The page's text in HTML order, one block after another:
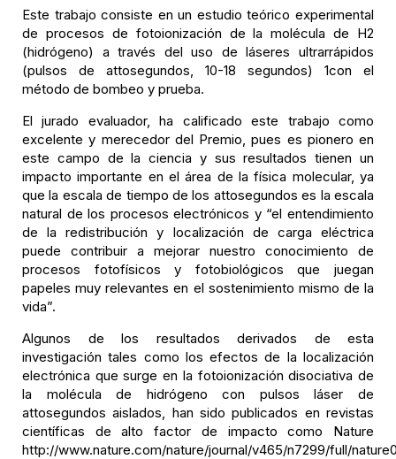
Este trabajo consiste en un estudio teórico experimental
de procesos de fotoionización de la molécula de H2
(hidrógeno) a través del uso de láseres ultrarrápidos
(pulsos de attosegundos, 10-18 segundos) 1con el
método de bombeo y prueba.
El jurado evaluador, ha calificado este trabajo como
excelente y merecedor del Premio, pues es pionero en
este campo de la ciencia y sus resultados tienen un
impacto importante en el área de la física molecular, ya
que la escala de tiempo de los attosegundos es la escala
natural de los procesos electrónicos y “el entendimiento
de la redistribución y localización de carga eléctrica
puede contribuir a mejorar nuestro conocimiento de
procesos fotofísicos y fotobiológicos que juegan
papeles muy relevantes en el sostenimiento mismo de la
vida”.
Algunos de los resultados derivados de esta
investigación tales como los efectos de la localización
electrónica que surge en la fotoionización disociativa de
la molécula de hidrógeno con pulsos láser de
attosegundos aislados, han sido publicados en revistas
científicas de alto factor de impacto como Nature
http://www.nature.com/nature/journal/v465/n7299/full/